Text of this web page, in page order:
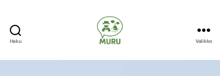
Haku Valikko